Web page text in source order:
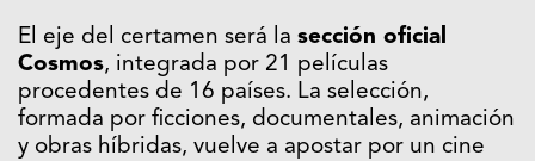
El eje del certamen será la sección oficial
Cosmos, integrada por 21 películas
procedentes de 16 países. La selección,
formada por ficciones, documentales, animación
y obras híbridas, vuelve a apostar por un cine